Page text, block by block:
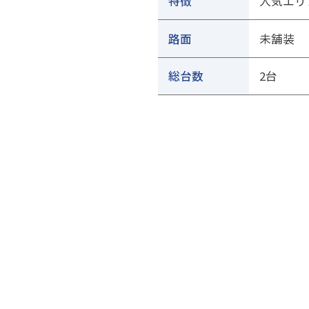
路面 未舗装
総台数 2台